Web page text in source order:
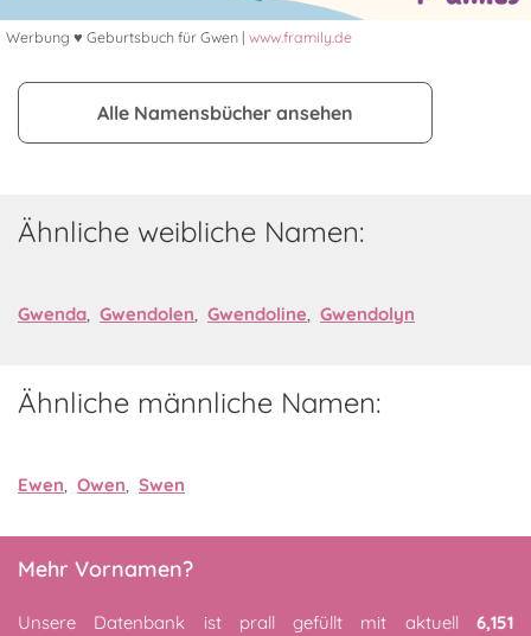
Werbung ♥ Geburtsbuch für Gwen | www.framily.de
Alle Namensbücher ansehen
Ähnliche weibliche Namen:
Gwenda, Gwendolen, Gwendoline, Gwendolyn
Ähnliche männliche Namen:
Ewen, Owen, Swen
Mehr Vornamen?
Unsere Datenbank ist prall gefüllt mit aktuell 6,151